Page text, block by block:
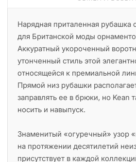
Нарядная приталенная рубашка
для Британской моды
Аккуратный укороченный
утонченный стиль этой
относящейся к премиальной
Прямой низ рубашки
заправлять ее в брюки, но Kean
носить и навыпуск.
Знаменитый «огуречный» узор
на протяжении десятилетий
присутствует в каждой